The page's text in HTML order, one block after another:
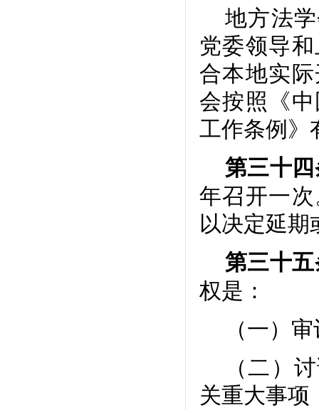
地方法
党委领导
合本地实
会按照《
工作条例》
第三十
年召开一
以决定延期
第三十
权是：
（一）
（二）
关重大事项